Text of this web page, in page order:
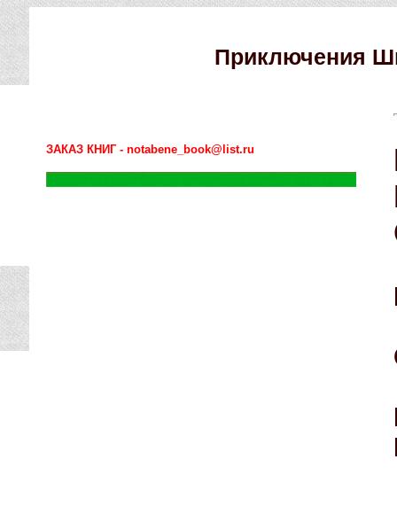
Приключения
ЗАКАЗ КНИГ - notabene_book@list.ru